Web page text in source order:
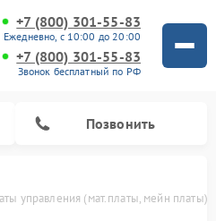
+7 (800) 301-55-83
Ежедневно, с 10:00 до 20:00
+7 (800) 301-55-83
Звонок бесплатный по РФ
Позвонить
управления (мат.платы, мейн платы)